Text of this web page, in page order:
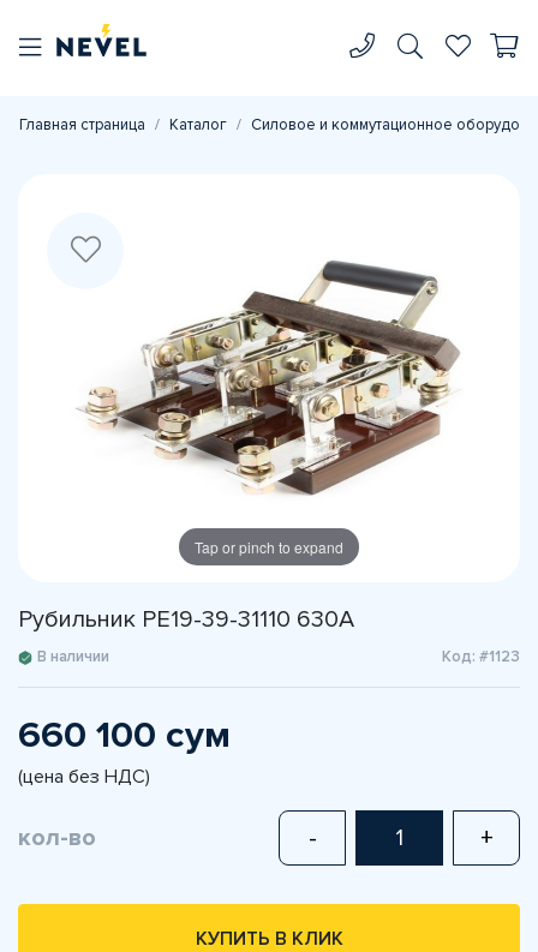
Главная страница Каталог Силовое и коммутационное
Tap or pinch to expand
Рубильник РЕ19-39-31110 630А
В наличии Код: #1123
660 100 сум
(цена без НДС)
кол-во - +
КУПИТЬ В КЛИК